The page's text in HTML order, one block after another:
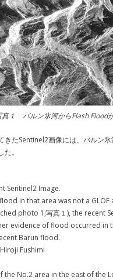
真１ バルン氷河からFlash Flood
きたSentinel2画像には、バル
。
Sentinel2 Image.
in that area was not a
photo 1;写真１), the recent
evidence of flood occurred in
Barun flood.
Fushimi
No.2 area in the east of